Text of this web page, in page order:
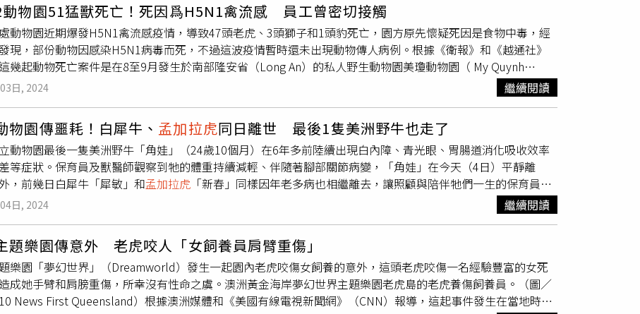
犀牛犀敏等動物，其中不乏園區物種最後1隻，除多數動物因年老離世外，更有部分動物是因疾病與食慾不振
離世。園方指出，保育員22日發現東施起身困難、活動力下降且食慾不佳，經獸醫師投藥治療與密切觀察，23
現東施躺臥在圍欄角落，現場可見掙扎痕跡，但對人員靠近已無反應。園方對東施血檢及輸液、藥物治療，顯
肉酵素數值遠高於正常值，推測為肌溶解症，疑似因反覆試圖起身加重病情，考量東施已高齡，病況嚴重且預
為避免繼續受苦，決定人道安樂死，初步病理解剖顯示東施有胰臟病變，懷疑因此造成慢性營養吸收不良，影
。民進黨議員鍾佩玲指出，東施被發現有異樣1天後就嚴重到無法站立，動物園選擇人道處理，代表園方在應變
測機制方面還有進步空間，她要求園方應提高動物健康監測，尤其要對高齡動物增加檢測頻率。國民黨議員秦
，園方除應加強動物疾病預防外，她也指出動物園定位尷尬，身為二級單位，市長蔣萬安不會直接督導，教育
物園直屬上級，攸關動物教育的重要單位，卻缺乏直接監督機制，建議蔣萬安應責成北市研考會，考核動物園
是否有照護動物死亡疏失。民眾黨議員林珍羽則認為，近年極端氣候影響，不僅是人類，動物也受不了，不只
口有超高齡問題，園區動物也同樣面臨高齡化，建議園方除優化動物展區或居住空間，因應極端氣候對動物造
，也要邀請專家、學者對園區棲地評估是否需要調整。
物園51猛獸死亡！死因爲H5N1禽流感 員工曾密切接觸
動物園近期爆發H5N1禽流感疫情，導致47頭老虎、3頭獅子和1頭豹死亡，園方原先懷疑死因是食物中毒，經
現，部份動物因感染H5N1病毒而死，不過這波疫情暫時還未出現動物傳人病例。根據《衛報》和《越通社》
幾起動物死亡案件是在8至9月發生於南部隆安省（Long An）的私人野生動物園美瓊動物園（ My Quynh
以及同奈省（Dong Nai ）的芒果園旅遊區（Mango Garden Tourist Area），兩地皆與胡志明市接壤。報導引述
家動物健康診斷中心的檢測結果，指這些猛獸死亡原因都是感染H5N1病毒，上述兩間動物園，都是專門飼養珍
園則以創造半野生生態，養育瀕危動物著稱。根據報導，芒果園旅遊區的老虎在死亡前出現疲倦和虛弱的症
果園的發言人表示，園區上個月有17隻老虎，包括幾週大的幼虎，和1隻豹死亡。另外，胡志明市及週邊省份
辦公室獸醫官員，已針對兩隻死亡的孟加拉虎進行臨床檢查和屍檢，診斷結果顯示老虎死於疾病。據官方公布
美瓊動物園在8月至9月16日期間，有27隻老虎和3隻獅子死亡，其中3隻動物是從芒果園購買，且未通過適當檢
地方政府原先懷疑是食物中毒，經檢驗後發現是死於疾病，證實猛獸體內有H5N1禽流感病毒。兩個省份都派
前往動物園，監督進行消毒，同時確認其他動物與員工的健康狀態。據了解，H5N1病毒是一種高度傳染性疾
從雞鴨等家禽，傳播給人類和野生動物，致死率非常高，目前沒有特定治療方法或疫苗，雖然至今沒有證據顯
會在人與人之間傳播，但自2023年以來，全球各地都通報疫情，包含柬埔寨的人類染病案例。越南自然教育組
截至2023年底，越南共有385頭老虎被圈養，其中約有310隻飼養在私人農場和動物園裡，其餘則被養在國營
自2022年以來，世界衛生組織（WHO）注意到H5N1病毒在哺乳動物中引發致命疫情的病例增加。針對這起事
通社》表示，儘管動物園內的工作人員和感染動物有過密切接觸，但截至目前為止，並未有人員出現呼吸道症
日, 2024 繼續閱讀
物園傳噩耗！白犀牛、 孟加拉虎同日離世 最後1隻美洲野牛也走了
動物園最後一隻美洲野牛「角娃」（24歲10個月）在6年多前陸續出現白內障、青光眼、胃腸道消化吸收效率
等症狀。保育員及獸醫師觀察到牠的體重持續減輕、伴隨著腳部關節病變，「角娃」在今天（4日）平靜離
，前幾日白犀牛「犀敏」和孟加拉虎 「新春」同樣因年老多病也相繼離去，讓照顧與陪伴牠們一生的保育員及
難過不已。臺北市立動物園園長諶亦聰表示，美洲野牛「角娃」（雌）1999年10月在園內出生，在動物園已度
個年頭邁入老齡，是臺北市立動物園老齡的個體之一。隨著歲月的增長，「角娃」視力漸漸老化、牙齒磨損且消
腸道消化吸收效率差、體重減輕，照養團隊針對眼部疾病開始投與用藥降低眼壓，提供葡萄糖胺等藥物保養四
今年初，國際大動物專家米勒博士（Michele Miller）來臺進行野牛麻醉教學時，曾參與討論「角娃」照養狀
提供老年動物在飲食及環境上需要的特別照顧，如每日給予新鮮狼尾草，增加適口性，引導動物能進食足夠的
加草食獸益生菌，維持腸胃道健康。44歲的雌性白犀牛「犀敏」。（圖／臺北市立動物園提供）園方在日糧添
日, 2024 繼續閱讀
題樂園傳意外 老虎咬人「女飼養員肩臂重傷」
樂園「夢幻世界」（Dreamworld）發生一起園內老虎咬傷女飼養的意外，這頭老虎咬傷一名經驗豐富的女死
成她手臂和肩膀重傷，所幸沒有性命之虞。澳洲黃金海岸夢幻世界主題樂園老虎島的老虎養傷飼養員。（圖／
News First Queensland）根據澳洲媒體和《美國有線電視新聞網》（CNN）報導，這起事件發生在當地時間